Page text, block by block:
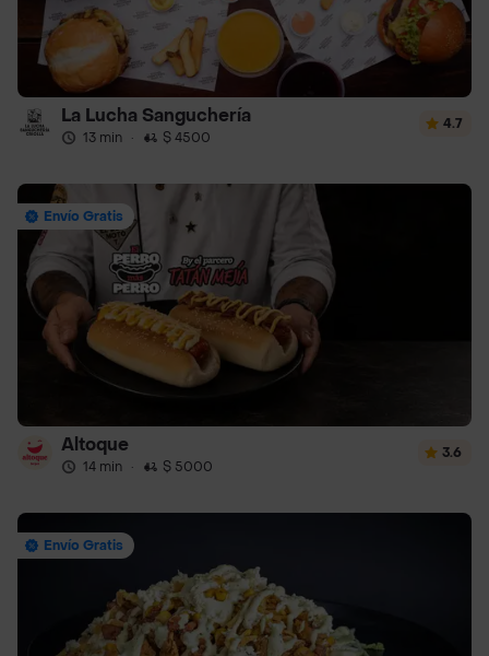
La Lucha Sanguchería
13 min · $ 4500
4.7
Envío Gratis
Altoque
14 min · $ 5000
3.6
Envío Gratis